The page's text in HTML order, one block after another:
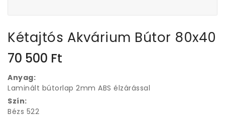
Kétajtós Akvárium Bútor 80x40
70 500 Ft
Anyag:
Laminált bútorlap 2mm ABS élzárással
Szín:
Bézs 522